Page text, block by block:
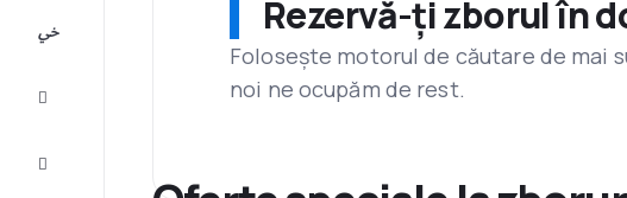
Rezervă-ți zborul în
Folosește motorul de căutare de mai
noi ne ocupăm de rest.